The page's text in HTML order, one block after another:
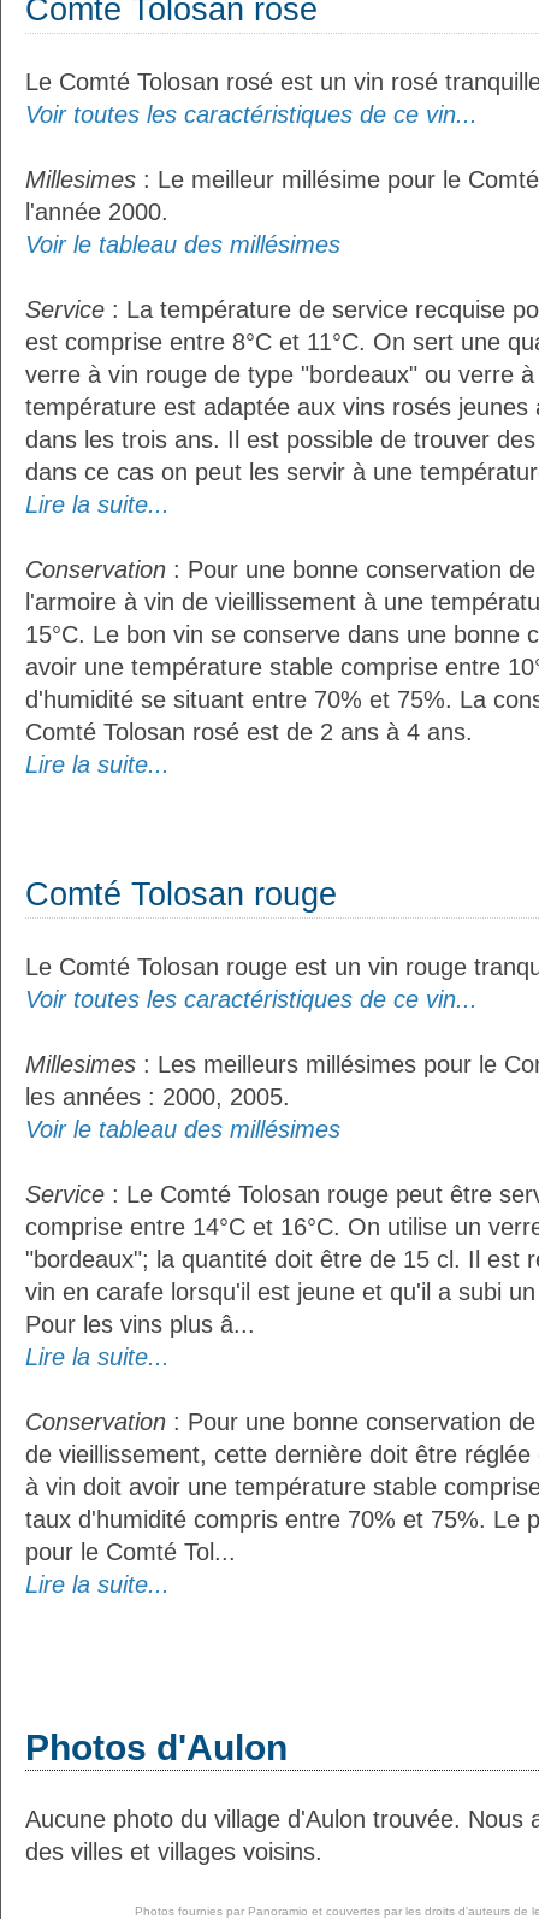
Comté Tolosan rosé
Le Comté Tolosan rosé est un vin rosé
Voir toutes les caractéristiques de ce vin...
Millesimes : Le meilleur millésime pour le
l'année 2000.
Voir le tableau des millésimes
Service : La température de service recquise
est comprise entre 8°C et 11°C. On sert une
verre à vin rouge de type "bordeaux" ou verre
température est adaptée aux vins rosés jeunes
dans les trois ans. Il est possible de trouver
dans ce cas on peut les servir à une
Lire la suite...
Conservation : Pour une bonne conservation
l'armoire à vin de vieillissement à une
15°C. Le bon vin se conserve dans une bonne
avoir une température stable comprise entre
d'humidité se situant entre 70% et 75%. La
Comté Tolosan rosé est de 2 ans à 4 ans.
Lire la suite...
Comté Tolosan rouge
Le Comté Tolosan rouge est un vin rouge
Voir toutes les caractéristiques de ce vin...
Millesimes : Les meilleurs millésimes pour le
les années : 2000, 2005.
Voir le tableau des millésimes
Service : Le Comté Tolosan rouge peut être
comprise entre 14°C et 16°C. On utilise un
"bordeaux"; la quantité doit être de 15 cl. Il est
vin en carafe lorsqu'il est jeune et qu'il a subi
Pour les vins plus â...
Lire la suite...
Conservation : Pour une bonne conservation
de vieillissement, cette dernière doit être réglée
à vin doit avoir une température stable
taux d'humidité compris entre 70% et 75%. Le
pour le Comté Tol...
Lire la suite...
Photos d'Aulon
Aucune photo du village d'Aulon trouvée. Nous
des villes et villages voisins.
Photos fournies par Panoramio et couvertes par les droits d'auteurs de